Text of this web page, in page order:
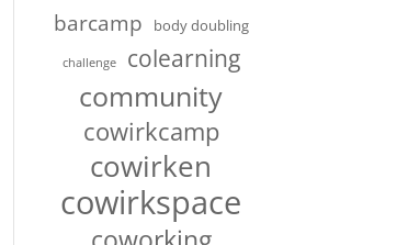
barcamp body doubling
challenge colearning
community
cowirkcamp
cowirken
cowirkspace